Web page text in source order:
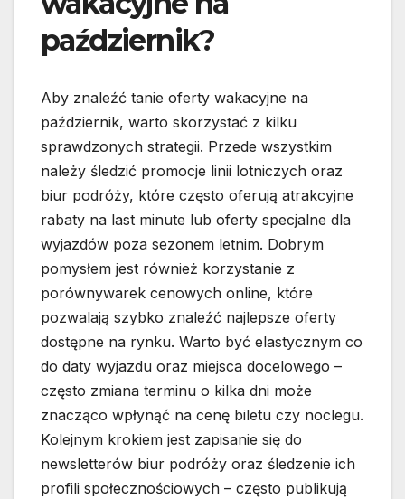
październik?
Aby znaleźć tanie oferty wakacyjne na
październik, warto skorzystać z kilku
sprawdzonych strategii. Przede wszystkim
należy śledzić promocje linii lotniczych oraz
biur podróży, które często oferują atrakcyjne
rabaty na last minute lub oferty specjalne dla
wyjazdów poza sezonem letnim. Dobrym
pomysłem jest również korzystanie z
porównywarek cenowych online, które
pozwalają szybko znaleźć najlepsze oferty
dostępne na rynku. Warto być elastycznym co
do daty wyjazdu oraz miejsca docelowego –
często zmiana terminu o kilka dni może
znacząco wpłynąć na cenę biletu czy noclegu.
Kolejnym krokiem jest zapisanie się do
newsletterów biur podróży oraz śledzenie ich
profili społecznościowych – często publikują